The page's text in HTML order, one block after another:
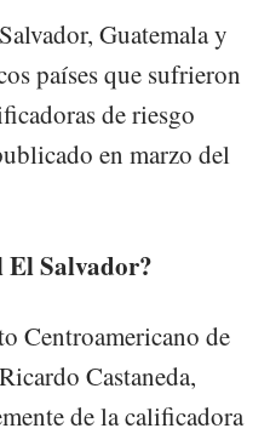
Guatemala y
países que sufrieron
de riesgo
en marzo del
El Salvador?
Centroamericano de
Castaneda,
de la calificadora